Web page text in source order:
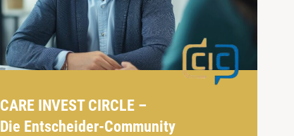
CARE INVEST CIRCLE –
Die Entscheider-Community